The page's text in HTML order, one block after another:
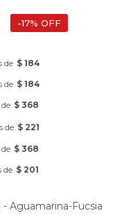
17
de $ 184
de $ 184
$ 368
de $ 221
$ 368
de $ 201
Aguamarina-Fucsia